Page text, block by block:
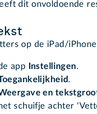
dit onvoldoende
op de iPad/
app Instellingen.
.
en
schuifje achter